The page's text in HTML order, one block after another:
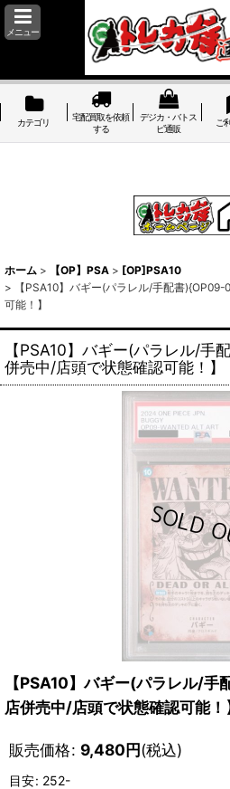
メニュー
カテゴリ
宅配買取を依頼
する
デジカ・バトス
ピ通販
ご
ホーム > 【OP】PSA > [OP]PSA10
>
【PSA10】バギー(パラレル/手配書
可能！】
【PSA10】バギー(パラレル/
併売中/店頭で状態確認可能！】
【PSA10】バギー(パラレル/
店併売中/店頭で状態確認可能！
販売価格: 9,480円(税込)
目安: 252-